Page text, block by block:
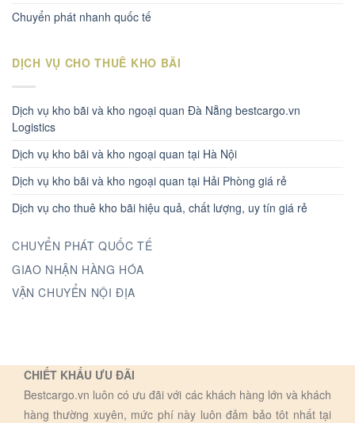
Chuyển phát nhanh quốc tế
DỊCH VỤ CHO THUÊ KHO BÃI
Dịch vụ kho bãi và kho ngoại quan Đà Nẵng bestcargo.vn
Logistics
Dịch vụ kho bãi và kho ngoại quan tại Hà Nội
Dịch vụ kho bãi và kho ngoại quan tại Hải Phòng giá rẻ
Dịch vụ cho thuê kho bãi hiệu quả, chất lượng, uy tín giá rẻ
CHUYỂN PHÁT QUỐC TẾ
GIAO NHẬN HÀNG HÓA
VẬN CHUYỂN NỘI ĐỊA
CHIẾT KHẤU ƯU ĐÃI
Bestcargo.vn luôn có ưu đãi với các khách hàng lớn và khách
hàng thường xuyên, mức phí này luôn đảm bảo tôt nhất tại